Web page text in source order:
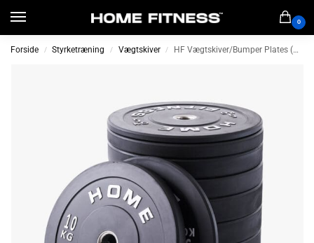
0
Forside / Styrketræning / Vægtskiver / HF Vægtskiver/Bumper Plates (5-25 kg)